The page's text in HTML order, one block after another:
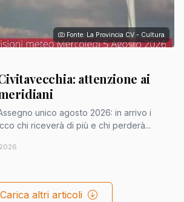
Fonte: La Provincia CV - Cultura
attenzione ai
unico agosto 2026: in arrivo i
chi riceverà di più e chi perderà...
Carica altri articoli